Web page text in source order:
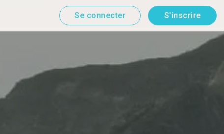
Se connecter S'inscrire